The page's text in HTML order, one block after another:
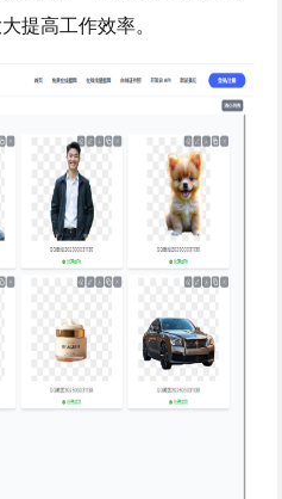
提高工作效率。